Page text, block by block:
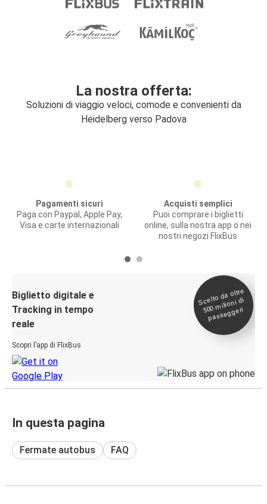
La nostra offerta:
Soluzioni di viaggio veloci, comode e convenienti da
Heidelberg verso Padova
Pagamenti sicuri
Paga con Paypal, Apple Pay,
Visa e carte internazionali
Acquisti semplici
Puoi comprare i biglietti
online, sulla nostra app o nei
nostri negozi FlixBus
Biglietto digitale e
Tracking in tempo
reale
Scopri l’app di FlixBus
Scelto da oltre
500
milioni di
passeggeri
In questa pagina
Fermate autobus FAQ